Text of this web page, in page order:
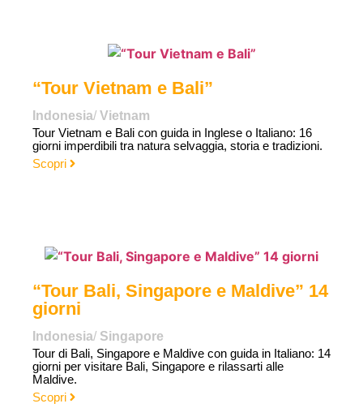
“Tour Vietnam e Bali”
Indonesia/ Vietnam
Tour Vietnam e Bali con guida in Inglese o Italiano: 16
giorni imperdibili tra natura selvaggia, storia e tradizioni.
Scopri
“Tour Bali, Singapore e Maldive” 14
giorni
Indonesia/ Singapore
Tour di Bali, Singapore e Maldive con guida in Italiano: 14
giorni per visitare Bali, Singapore e rilassarti alle
Maldive.
Scopri